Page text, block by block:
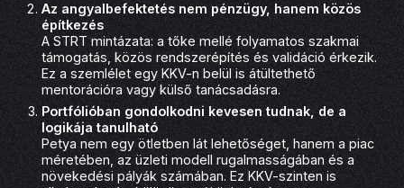
Az angyalbefektetés nem pénzügy, hanem közös
építkezés
A STRT mintázata: a tőke mellé folyamatos szakmai
támogatás, közös rendszerépítés és validáció érkezik.
Ez a szemlélet egy KKV-n belül is átültethető
mentorációra vagy külső tanácsadásra.
Portfólióban gondolkodni kevesen tudnak, de a
logikája tanulható
Petya nem egy ötletben lát lehetőséget, hanem a piac
méretében, az üzleti modell rugalmasságában és a
növekedési pályák számában. Ez KKV-szinten is